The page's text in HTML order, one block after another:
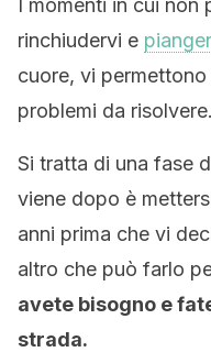
I momenti in cui non
rinchiudervi e
cuore, vi
problemi da risolvere.
Si tratta di una fase
viene dopo è
anni prima che vi
altro che può farlo
avete bisogno e
strada.